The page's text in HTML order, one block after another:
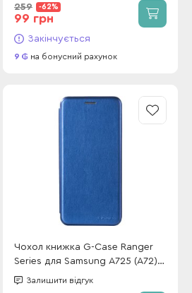
259 -62%
99 грн
Закінчується
9 на бонусний рахунок
Чохол книжка G-Case Ranger
Series для Samsung A725 (A72)
Blue
Залишити відгук